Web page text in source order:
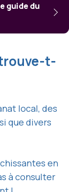
guide du
t-
local, des
que divers
en
à consulter